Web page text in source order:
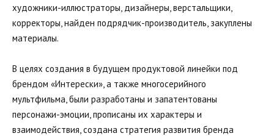
художники-иллюстраторы, дизайнеры, верстальщики,
корректоры, найден подрядчик-производитель, закуплены
материалы.
В целях создания в будущем продуктовой линейки под
брендом «Интерески», а также многосерийного
мультфильма, были разработаны и запатентованы
персонажи-эмоции, прописаны их характеры и
взаимодействия, создана стратегия развития бренда